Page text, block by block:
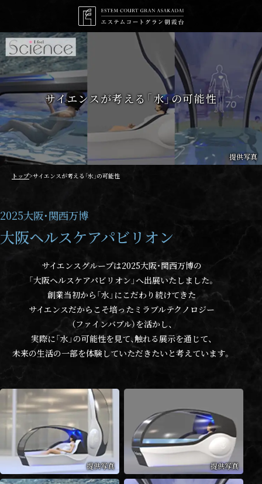
トップ
デザイン
ゲストルーム
プライベートサウナ
カラーセレクト
モデルルーム
ロケーション
再開発
アクセス
設備・構造
設備・仕様
構造・セキュリティ
ZEH×低炭素
スペシャル
最上級設備仕様
70㎡台住戸の魅力
> 紹介動画 > 現地・モデルルーム案内図
> 物件概要
> 会社紹介
サイエンスが考える「水」の可能性
提供写真
トップ サイエンスが考える「水」の可能性
2025大阪・関西万博
大阪ヘルスケアパビリオン
サイエンスグループは2025大阪・関西万博の
「大阪ヘルスケアパビリオン」へ出展いたしました。
創業当初から「水」にこだわり続けてきた
サイエンスだからこそ培った ミラブルテクノロジー
（ファインバブル）を活かし、
実際に「水」の可能性を見て、触れる展示を通じて、
未来の生活の一部を体験していただきたいと考えています。
提供写真 提供写真